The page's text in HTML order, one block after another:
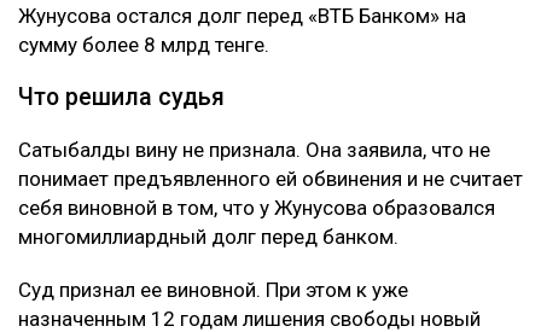
Жунусова остался долг перед «ВТБ Банком» на
сумму более 8 млрд тенге.
Что решила судья
Сатыбалды вину не признала. Она заявила, что не
понимает предъявленного ей обвинения и не считает
себя виновной в том, что у Жунусова образовался
многомиллиардный долг перед банком.
Суд признал ее виновной. При этом к уже
назначенным 12 годам лишения свободы новый